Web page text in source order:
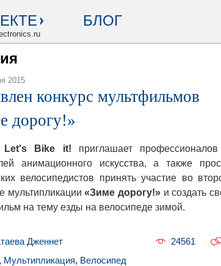
БЛОГ
2015
конкурс мультфильмов
дорогу!»
Let's Bike it! приглашает
анимационного искусства, а также
велосипедистов принять участие во
мультипликации«Зиме дорогу!» и создать
на тему езды на велосипеде зимой.
Дженнет
24561
, Мультипликация, Велосипед